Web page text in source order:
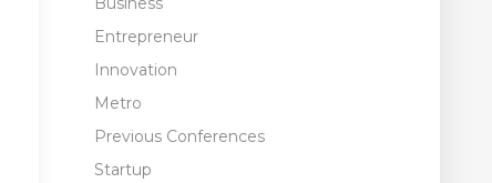
Entrepreneur
Innovation
Metro
Previous Conferences
Startup